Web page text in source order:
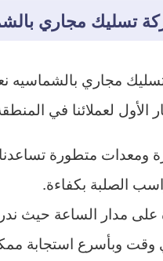
تسليك مجاري
مجاري بالشماسيه
الأول لعملائنا في
ومعدات متطورة تساعدنا
الصلبة بكفاءة.
وقت وبأسرع استجابة